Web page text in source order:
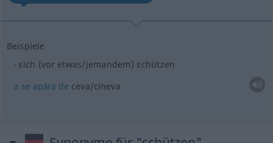
Beispiele
sich (vor etwas/jemandem) schützen
a se apăra de ceva/cineva